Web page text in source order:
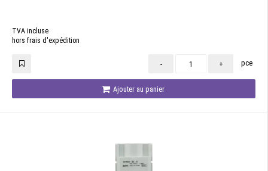
TVA incluse
hors frais d'expédition
- + pce
Ajouter au panier